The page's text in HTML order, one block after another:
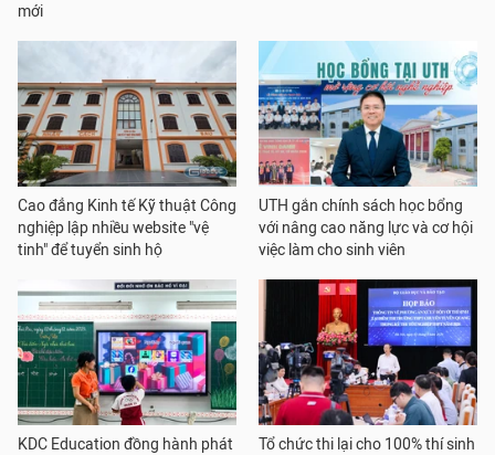
mới
Cao đẳng Kinh tế Kỹ thuật Công
nghiệp lập nhiều website "vệ
tinh" để tuyển sinh hộ
UTH gắn chính sách học bổng
với nâng cao năng lực và cơ hội
việc làm cho sinh viên
KDC Education đồng hành phát
Tổ chức thi lại cho 100% thí sinh